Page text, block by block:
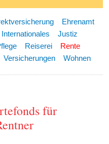
Ehrenamt
Internationales
Justiz
Reiserei
Rente
Versicherungen Wohnen
für